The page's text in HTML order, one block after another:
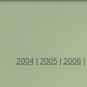
2004| 2005 2006